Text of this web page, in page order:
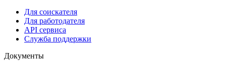
Для соискателя
Для работодателя
API сервиса
Служба поддержки
Документы